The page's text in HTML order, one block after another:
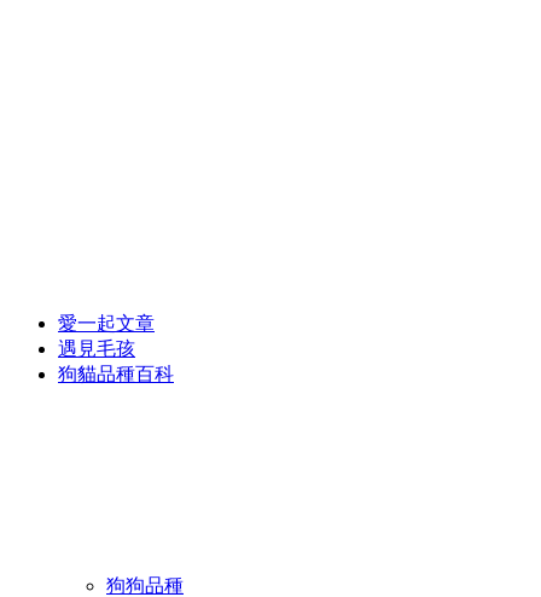
愛一起文章
遇見毛孩
狗貓品種百科
狗狗品種